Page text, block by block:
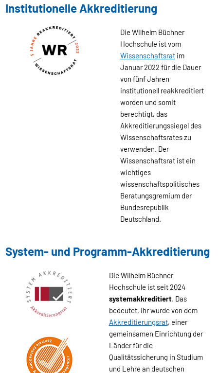
Institutionelle Akkreditierung
Die Wilhelm Büchner
Hochschule ist vom
Wissenschaftsratim
Januar 2022 für die Dauer
von fünf Jahren
institutionell reakkreditiert
worden und somit
berechtigt, das
Akkreditierungssiegel des
Wissenschaftsrates zu
verwenden. Der
Wissenschaftsrat ist ein
wichtiges
wissenschaftspolitisches
Beratungsgremium der
Bundesrepublik
Deutschland.
System- und Programm-Akkreditierung
Die Wilhelm Büchner
Hochschule ist seit 2024
systemakkreditiert. Das
bedeutet, ihr wurde von dem
Akkreditierungsrat, einer
gemeinsamen Einrichtung der
Länder für die
Qualitätssicherung in Studium
und Lehre an deutschen